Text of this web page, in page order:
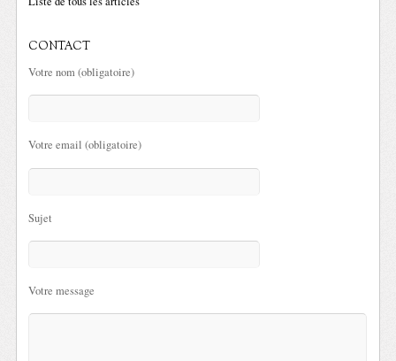
CONTACT
Votre nom (obligatoire)
Votre email (obligatoire)
Sujet
Votre message